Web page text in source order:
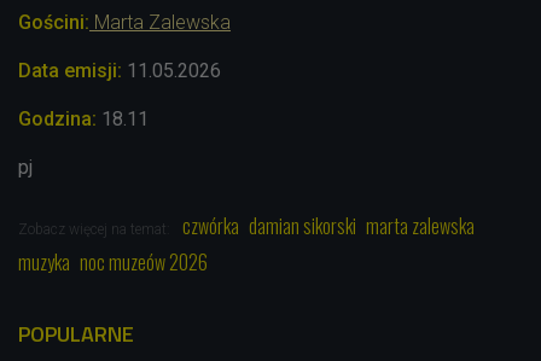
Gościni: Marta Zalewska
Data emisji: 11.05.2026
Godzina: 18.11
pj
Zobacz więcej na temat: czwórka damian sikorski marta zalewska
muzyka noc muzeów 2026
POPULARNE